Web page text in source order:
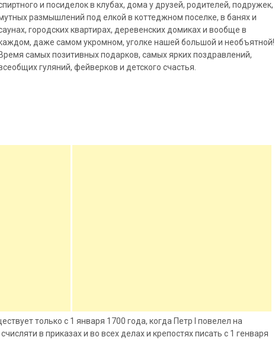
и посиделок в клубах, дома у друзей, родителей, подружек,
размышлений под елкой в коттеджном поселке, в банях и
городских квартирах, деревенских домиках и вообще в
даже самом укромном, уголке нашей большой и необъятной!
самых позитивных подарков, самых ярких поздравлений,
гуляний, фейверков и детского счастья.
только с 1 января 1700 года, когда Петр I повелел на
в приказах и во всех делах и крепостях писать с 1 генваря